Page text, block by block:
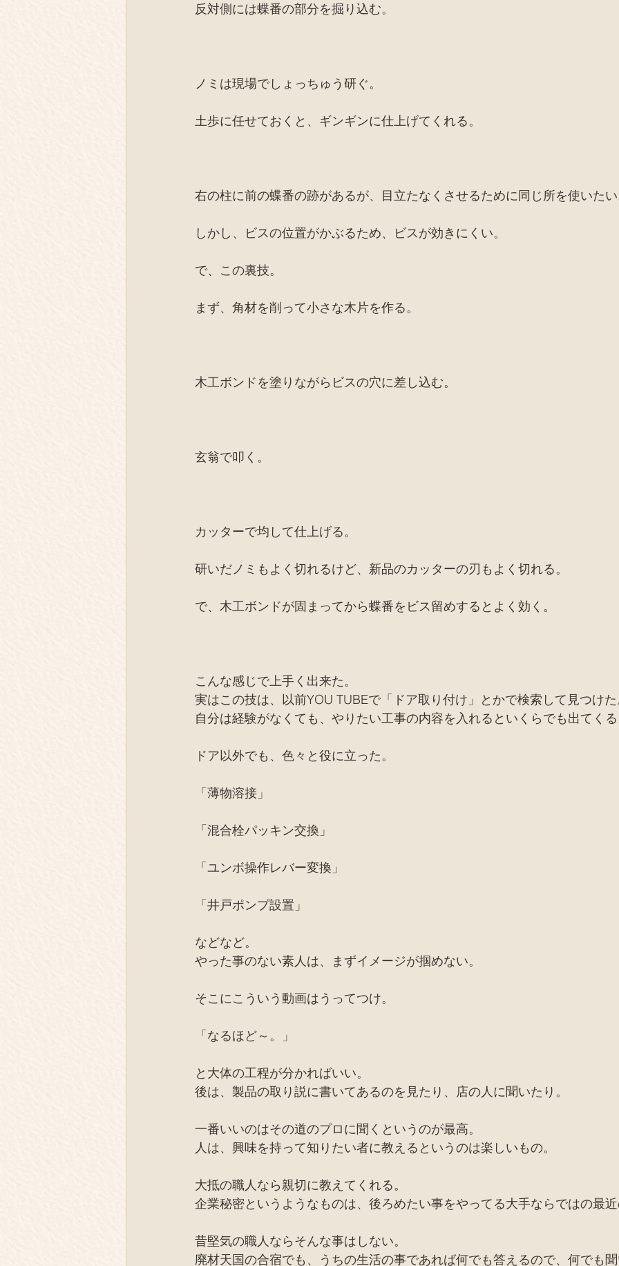
反対側には蝶番の部分を掘り込む。
ノミは現場でしょっちゅう研ぐ。
土歩に任せておくと、ギンギンに仕上げてくれる。
右の柱に前の蝶番の跡があるが、目立たなくさせるために同じ所を使いた
しかし、ビスの位置がかぶるため、ビスが効きにくい。
で、この裏技。
まず、角材を削って小さな木片を作る。
木工ボンドを塗りながらビスの穴に差し込む。
玄翁で叩く。
カッターで均して仕上げる。
研いだノミもよく切れるけど、新品のカッターの刃もよく切れる。
で、木工ボンドが固まってから蝶番をビス留めするとよく効く。
こんな感じで上手く出来た。
実はこの技は、以前YOU TUBEで「ドア取り付け」とかで検索して見つけ
自分は経験がなくても、やりたい工事の内容を入れるといくらでも出てく
ドア以外でも、色々と役に立った。
「薄物溶接」
「混合栓パッキン交換」
「ユンボ操作レバー変換」
「井戸ポンプ設置」
などなど。
やった事のない素人は、まずイメージが掴めない。
そこにこういう動画はうってつけ。
「なるほど～。」
と大体の工程が分かればいい。
後は、製品の取り説に書いてあるのを見たり、店の人に聞いたり。
一番いいのはその道のプロに聞くというのが最高。
人は、興味を持って知りたい者に教えるというのは楽しいもの。
大抵の職人なら親切に教えてくれる。
企業秘密というようなものは、後ろめたい事をやってる大手ならではの最
昔堅気の職人ならそんな事はしない。
廃材天国の合宿でも、うちの生活の事であれば何でも答えるので、何でも